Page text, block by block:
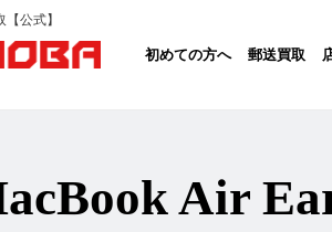
公式】
初めての方へ 郵送買取
Air